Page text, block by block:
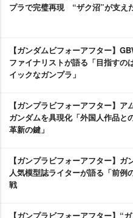
プラで完璧再現 “ザク沼”が支え
【ガンダムビフォーアフター】
ファイナリストが語る「目指すの
イックなガンプラ」
【ガンプラビフォーアフター】ア
ガンダムを具現化「外国人作品と
革新の鍵」
【ガンプラビフォーアフター】
人気模型誌ライターが語る「前例
戦
【ガンプラビフォーアフター】“